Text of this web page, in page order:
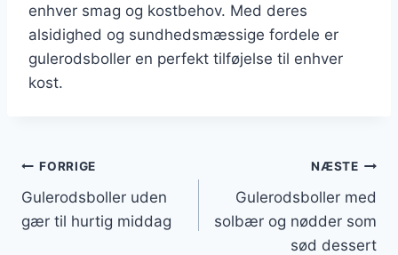
enhver smag og kostbehov. Med deres
alsidighed og sundhedsmæssige fordele er
gulerodsboller en perfekt tilføjelse til enhver
kost.
Indlægsnavigation
FORRIGE
Gulerodsboller uden
gær til hurtig middag
NÆSTE
Gulerodsboller med
solbær og nødder som
sød dessert